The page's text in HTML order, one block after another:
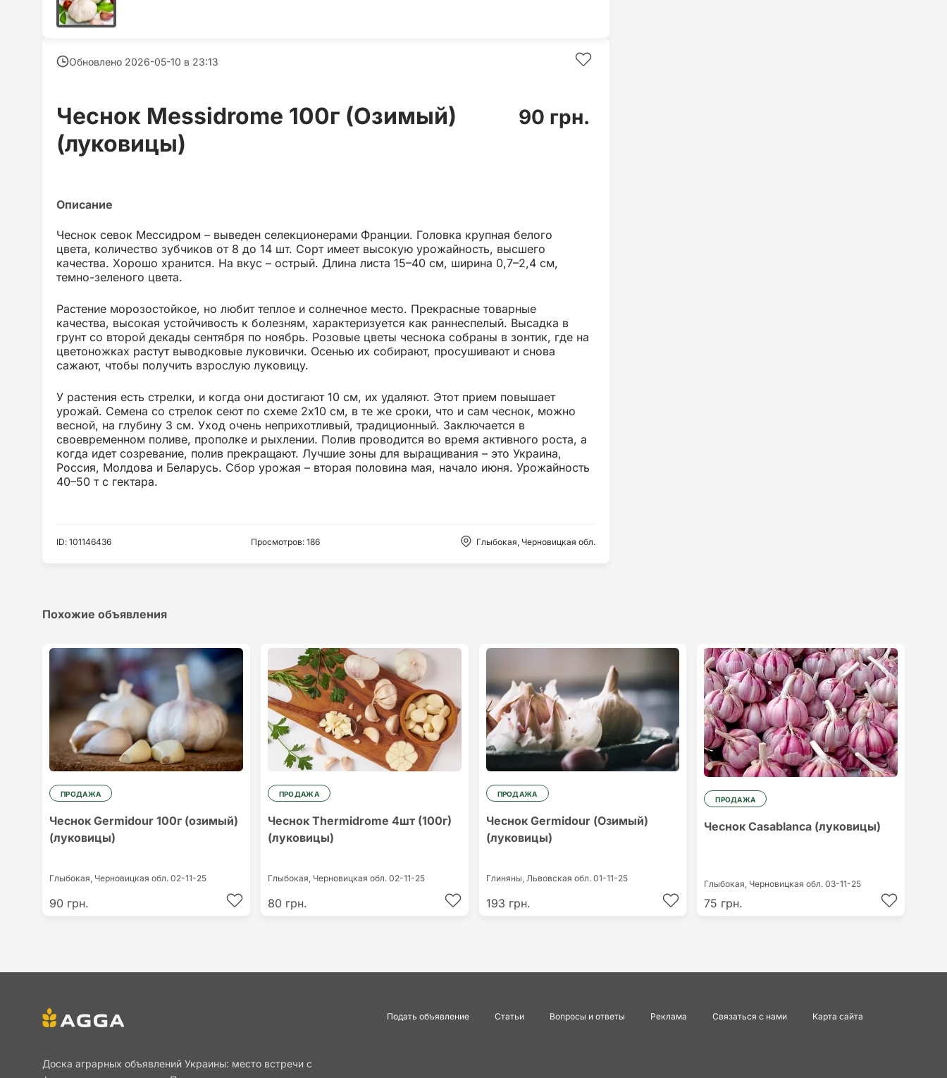
Обновлено 2026-05-10 в 23:13
Чеснок Messidrome 100г (Озимый)
(луковицы)
90 грн.
Чеснок севок Мессидром – выведен селекционерами Франции. Головка крупная белого
цвета, количество зубчиков от 8 до 14 шт. Сорт имеет высокую урожайность, высшего
качества. Хорошо хранится. На вкус – острый. Длина листа 15–40 см, ширина 0,7–2,4 см,
темно-зеленого цвета.
Растение морозостойкое, но любит теплое и солнечное место. Прекрасные товарные
качества, высокая устойчивость к болезням, характеризуется как раннеспелый. Высадка в
грунт со второй декады сентября по ноябрь. Розовые цветы чеснока собраны в зонтик, где на
цветоножках растут выводковые луковички. Осенью их собирают, просушивают и снова
сажают, чтобы получить взрослую луковицу.
У растения есть стрелки, и когда они достигают 10 см, их удаляют. Этот прием повышает
урожай. Семена со стрелок сеют по схеме 2х10 см, в те же сроки, что и сам чеснок, можно
весной, на глубину 3 см. Уход очень неприхотливый, традиционный. Заключается в
своевременном поливе, прополке и рыхлении. Полив проводится во время активного роста, а
когда идет созревание, полив прекращают. Лучшие зоны для выращивания – это Украина,
Россия, Молдова и Беларусь. Сбор урожая – вторая половина мая, начало июня. Урожайность
40–50 т с гектара.
ID: 101146436 Просмотров: 186 Глыбокая, Черновицкая обл.
Похожие объявления
ПРОДАЖА
Чеснок Germidour 100г (озимый)
(луковицы)
Глыбокая, Черновицкая обл. 02-11-25
90 грн.
ПРОДАЖА
Чеснок Thermidrome 4шт (100г)
(луковицы)
Глыбокая, Черновицкая обл. 02-11-25
80 грн.
ПРОДАЖА
Чеснок Germidour (Озимый)
(луковицы)
Глиняны, Львовская обл. 01-11-25
193 грн.
ПРОДАЖА
Чеснок Casablanca (луковицы)
Глыбокая, Черновицкая обл.03-11-25
75 грн.
Доска аграрных объявлений Украины: место встречи с
Подать объявление Статьи Вопросы и ответы Реклама Связаться с нами Карта сайта